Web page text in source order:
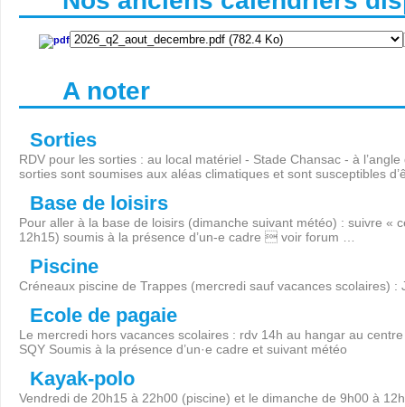
A noter
Sorties
RDV pour les sorties : au local matériel - Stade Chansac - à
sorties sont soumises aux aléas climatiques et sont susceptibles
Base de loisirs
Pour aller à la base de loisirs (dimanche suivant météo) : suivre
12h15) soumis à la présence d’un-e cadre  voir forum …
Piscine
Créneaux piscine de Trappes (mercredi sauf vacances scolaires)
Ecole de pagaie
Le mercredi hors vacances scolaires : rdv 14h au hangar au
SQY Soumis à la présence d’un·e cadre et suivant météo
Kayak-polo
Vendredi de 20h15 à 22h00 (piscine) et le dimanche de 9h00 à